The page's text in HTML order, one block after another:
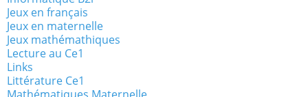
Jeux en français
Jeux en maternelle
Jeux mathémathiques
Lecture au Ce1
Links
Littérature Ce1